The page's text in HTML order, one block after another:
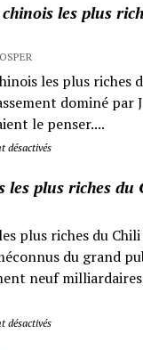
les plus
les plus riches
dominé par
le penser....
désactivés
les plus riches du
plus riches du
du grand
neuf
désactivés